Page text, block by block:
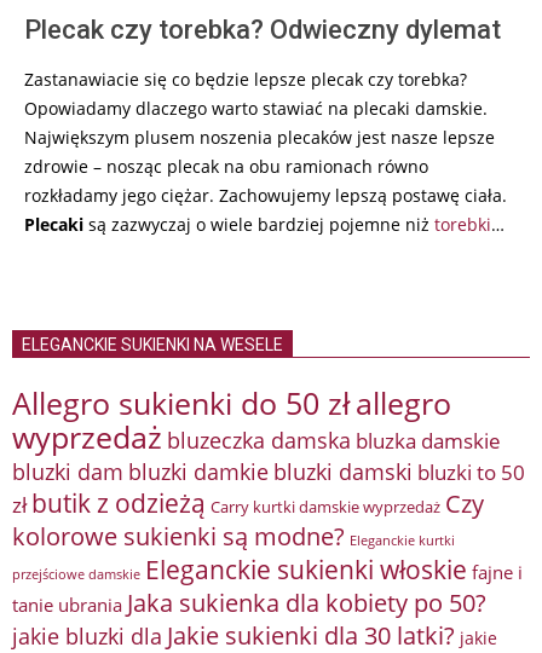
Plecak czy torebka? Odwieczny dylemat
Zastanawiacie się co będzie lepsze plecak czy torebka?
Opowiadamy dlaczego warto stawiać na plecaki damskie.
Największym plusem noszenia plecaków jest nasze lepsze
zdrowie – nosząc plecak na obu ramionach równo
rozkładamy jego ciężar. Zachowujemy lepszą postawę ciała.
Plecaki są zazwyczaj o wiele bardziej pojemne niż torebki…
ELEGANCKIE SUKIENKI NA WESELE
Allegro sukienki do 50 złallegro
wyprzedaż bluzeczka damska bluzka damskie
bluzki dam bluzki damkie bluzki damski bluzki to 50
zł butik z odzieżą Carry kurtki damskie wyprzedaż Czy
kolorowe sukienki są modne? Eleganckie kurtki
przejściowe damskie Eleganckie sukienki włoskie fajne i
tanie ubrania Jaka sukienka dla kobiety po 50?
jakie bluzki dla Jakie sukienki dla 30 latki? jakie